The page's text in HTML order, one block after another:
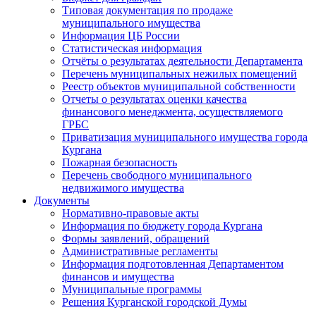
Типовая документация по продаже
муниципального имущества
Информация ЦБ России
Статистическая информация
Отчёты о результатах деятельности Департамента
Перечень муниципальных нежилых помещений
Реестр объектов муниципальной собственности
Отчеты о результатах оценки качества
финансового менеджмента, осуществляемого
ГРБС
Приватизация муниципального имущества города
Кургана
Пожарная безопасность
Перечень свободного муниципального
недвижимого имущества
Документы
Нормативно-правовые акты
Информация по бюджету города Кургана
Формы заявлений, обращений
Административные регламенты
Информация подготовленная Департаментом
финансов и имущества
Муниципальные программы
Решения Курганской городской Думы